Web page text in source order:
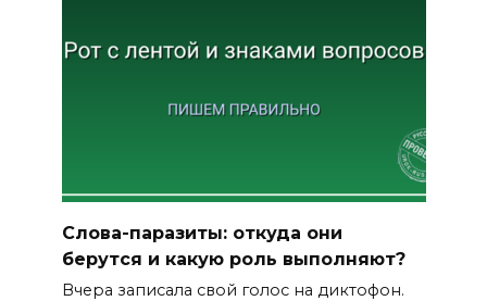
Слова-паразиты: откуда они
берутся и какую роль выполняют?
Вчера записала свой голос на диктофон.